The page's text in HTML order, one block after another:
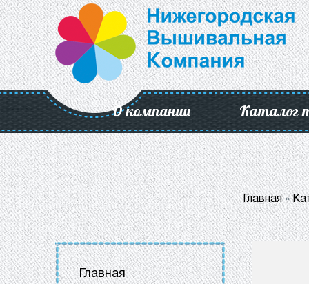
О компании Каталог
Главная»
Главная